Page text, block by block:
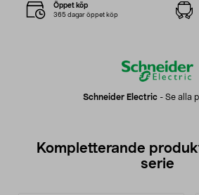
Schneider Electric- Se alla
Öppet köp
365 dagar öppet köp
Kompletterande
serie